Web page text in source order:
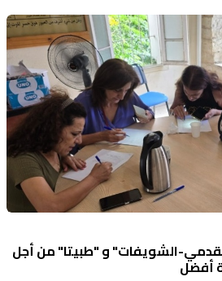
الشويفات" و "طبيتا" من أجل
أفضل